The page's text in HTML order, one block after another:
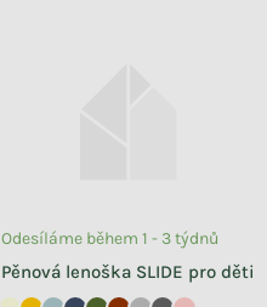
Pěnová lenoška SLIDE pro děti
Odesíláme během 1 - 3 týdnů